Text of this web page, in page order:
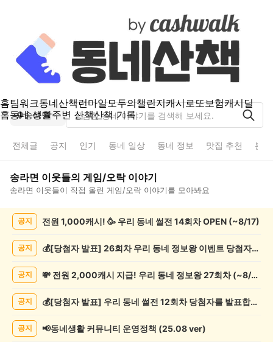
홈팀워크동네산책런마일모두의챌린지캐시로또보험캐시딜
홈동네 생활주변 산책산책 기록
송라면
전체글 공지 인기 동네 일상 동네 정보 맛집 추천 분
송라면 이웃들의 게임/오락이야기
송라면 이웃들이 직접 올린 게임/오락 이야기를 모아봐요
록
공지 전원 1,000캐시! 🥳 우리 동네 썰전 14회차 OPEN (~8/17)
공지 💰[당첨자 발표] 26회차 우리 동네 정보왕 이벤트 당첨자를 발표합니다!
공지 💸 전원 2,000캐시 지급! 우리 동네 정보왕 27회차 (~8/10)
공지 💰[당첨자 발표] 우리 동네 썰전 12회차 당첨자를 발표합니다!
공지 📢동네생활 커뮤니티 운영정책 (25.08 ver)